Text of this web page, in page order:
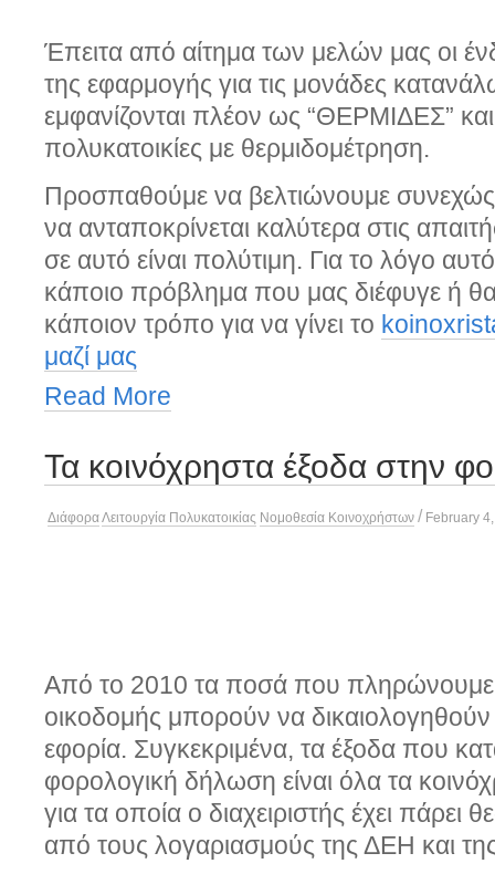
Έπειτα από αίτημα των μελών μας οι
της εφαρμογής για τις μονάδες
εμφανίζονται πλέον ως “ΘΕΡΜΙΔΕΣ” και
πολυκατοικίες με θερμιδομέτρηση.
Προσπαθούμε να βελτιώνουμε
να ανταποκρίνεται καλύτερα στις
σε αυτό είναι πολύτιμη. Για το λόγο
κάποιο πρόβλημα που μας διέφυγε ή θα
κάποιον τρόπο για να γίνει το
μαζί μας
Read More
Τα κοινόχρηστα έξοδα στην
ΔιάφοραΛειτουργία Πολυκατοικίας Νομοθεσία Κοινοχρήστων / February
Από το 2010 τα ποσά που πληρώνουμε
οικοδομής μπορούν να
εφορία. Συγκεκριμένα, τα έξοδα που
φορολογική δήλωση είναι όλα τα
για τα οποία ο διαχειριστής έχει πάρει
από τους λογαριασμούς της ΔΕΗ και